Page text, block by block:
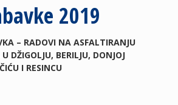
2019
– RADOVI NA ASFALTIRANJU
DŽIGOLJU, BERILJU, DONJOJ
I RESINCU